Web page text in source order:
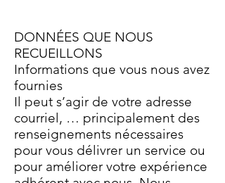
DONNÉES QUE NOUS
RECUEILLONS
Informations que vous nous avez
fournies
Il peut s’agir de votre adresse
courriel, … principalement des
renseignements nécessaires
pour vous délivrer un service ou
pour améliorer votre expérience